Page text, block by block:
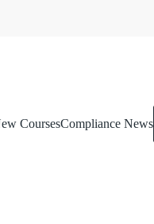
CoursesCompliance News